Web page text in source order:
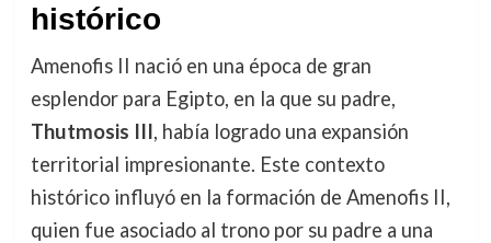
histórico
Amenofis II nació en una época de gran
esplendor para Egipto, en la que su padre,
Thutmosis III, había logrado una expansión
territorial impresionante. Este contexto
histórico influyó en la formación de Amenofis II,
quien fue asociado al trono por su padre a una